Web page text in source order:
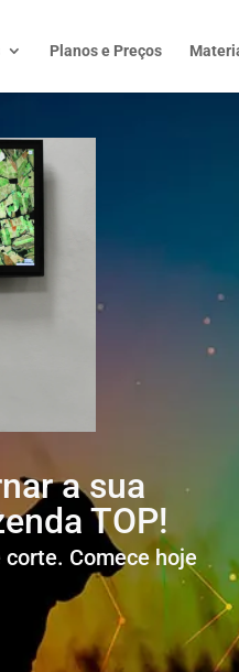
Planos e Preços
a sua
TOP!
Comece hoje